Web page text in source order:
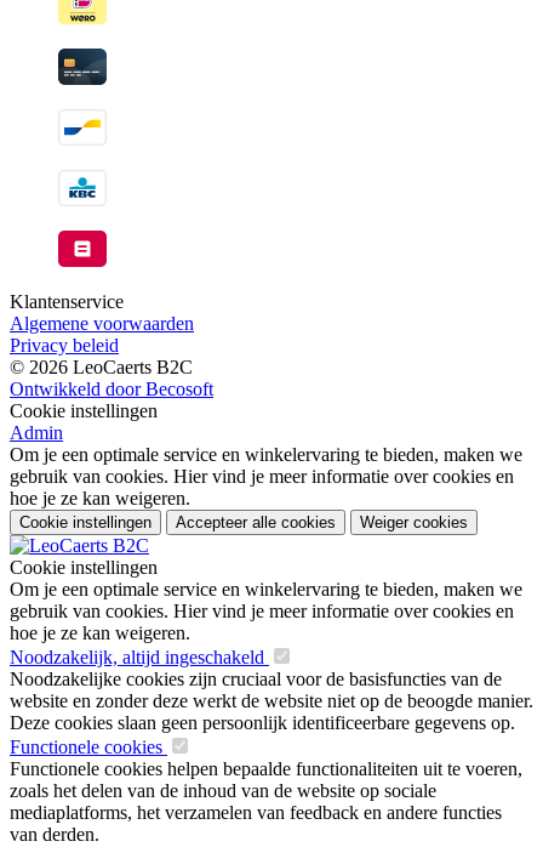
Klantenservice
Algemene voorwaarden
Privacy beleid
© 2026 LeoCaerts B2C
Ontwikkeld door Becosoft
Cookie instellingen
Admin
Om je een optimale service en winkelervaring te bieden, maken we
gebruik van cookies. Hier vind je meer informatie over cookies en
hoe je ze kan weigeren.
Cookie instellingen Accepteer alle cookies Weiger cookies
Cookie instellingen
Om je een optimale service en winkelervaring te bieden, maken we
gebruik van cookies. Hier vind je meer informatie over cookies en
hoe je ze kan weigeren.
Noodzakelijk, altijd ingeschakeld
Noodzakelijke cookies zijn cruciaal voor de basisfuncties van de
website en zonder deze werkt de website niet op de beoogde manier.
Deze cookies slaan geen persoonlijk identificeerbare gegevens op.
Functionele cookies
Functionele cookies helpen bepaalde functionaliteiten uit te voeren,
zoals het delen van de inhoud van de website op sociale
mediaplatforms, het verzamelen van feedback en andere functies
van derden.